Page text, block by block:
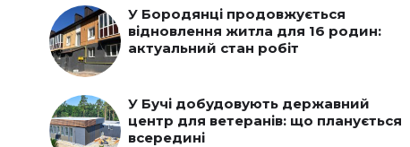
У Бородянці продовжується
відновлення житла для 16 родин:
актуальний стан робіт
У Бучі добудовують державний
центр для ветеранів: що планується
всередині